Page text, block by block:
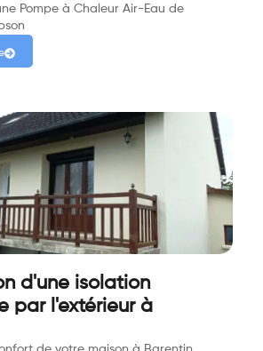
Pompe à Chaleur Air-Eau de
d'une isolation
par l'extérieur à